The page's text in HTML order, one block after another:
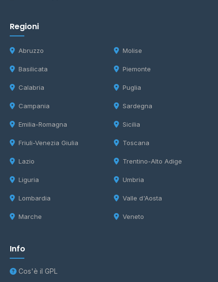
Regioni
Abruzzo
Basilicata
Calabria
Campania
Emilia-Romagna
Friuli-Venezia Giulia
Lazio
Liguria
Lombardia
Marche
Molise
Piemonte
Puglia
Sardegna
Sicilia
Toscana
Trentino-Alto Adige
Umbria
Valle d'Aosta
Veneto
Info
Cos'è il GPL